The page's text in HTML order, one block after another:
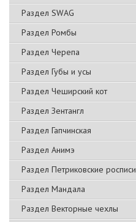
Раздел SWAG
Раздел Ромбы
Раздел Черепа
Раздел Губы и усы
Раздел Чеширский кот
Раздел Зентангл
Раздел Гапчинская
Раздел Анимэ
Раздел Петриковские росписи
Раздел Мандала
Раздел Векторные чехлы